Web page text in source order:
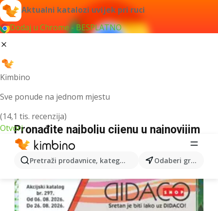
Aktualni katalozi uvijek pri ruci
Dodaj u Chrome - BESPLATNO
Kimbino
Sve ponude na jednom mjestu
(14,1 tis. recenzija)
Otvori
Pretraži prodavnice, kategorije, proizvode... Odaberi grad
Pronađite najbolju cijenu u najnovijim
katalozima
Biramo najnovije i najpopularnije kataloge!